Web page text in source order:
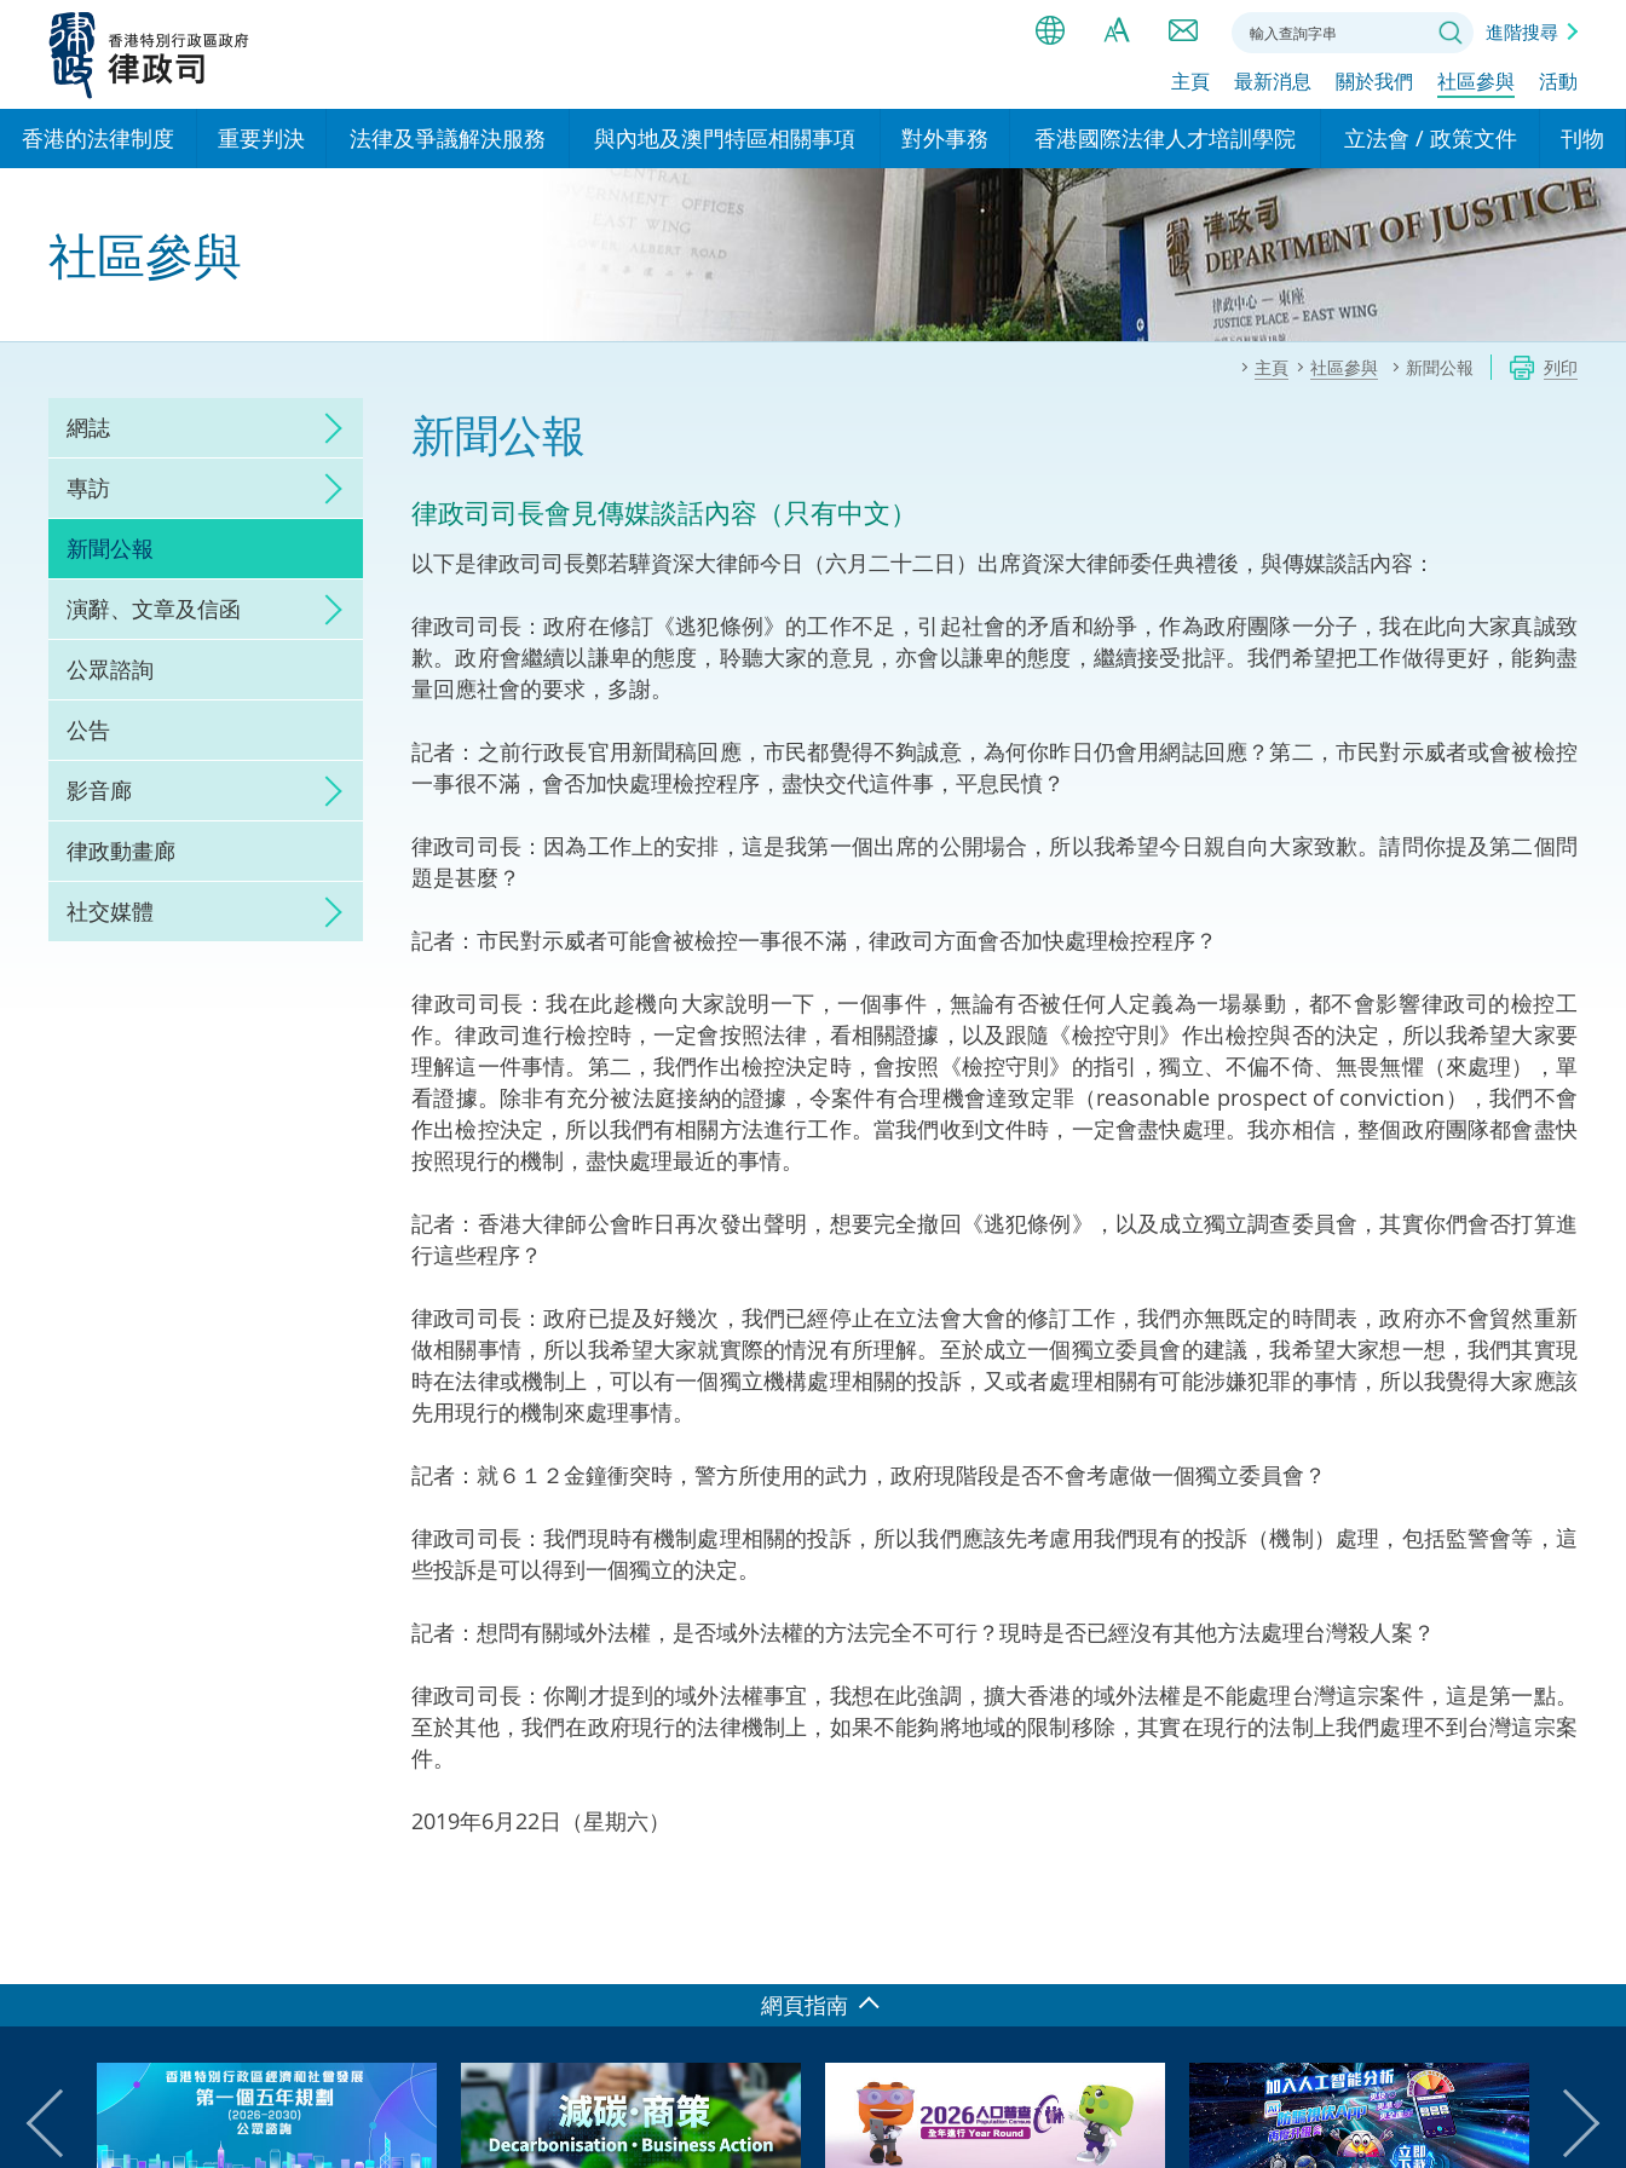
內
简
EN
Bahasa Indonesia (印尼語)
हिन्दी (印度語)
नेपाली (尼泊爾語)
Tiếng Việt (越南語)
A
A
進階搜尋
主頁 最新消息 關於我們 社區參與 活動
香港的法律制度 重要判決 法律及爭議解決服務
訴訟
網上爭議解決及法律科技
體育爭議解決先導計劃
能力建設
法律樞紐
促成交易和爭議解決服務中心
與內地及澳門特區相關事項
與內地的安排
香港與內地相互認可和執行民
商事案件判決的安排
關於建立更緊密經貿關係的安
與澳門特區的安排
“一帶一路”建設
粵港澳大灣區
對外事務
國際政府機構在香港設立辦事
處或運作
多邊協定
其他協定
香港國際法律人才培訓學院
我們的學院
我們的專家委員會
我們的辦公室
我們的培訓課程和能力建設項
立法會 / 政策文件
現行政策措施
政策文件
特別財務委員會
刊物
基本
民事
維護
相互
一般
社區參與
主頁 社區參與 新聞公報 列印
網誌
專訪
新聞公報
演辭、文章及信函
公眾諮詢
公告
影音廊
律政動畫廊
社交媒體
新聞公報
律政司司長會見傳媒談話內容（只有中文）
以下是律政司司長鄭若驊資深大律師今日（六月二十二日）出席資深大律師委任典禮後，與傳媒談話內容：
律政司司長：政府在修訂《逃犯條例》的工作不足，引起社會的矛盾和紛爭，作為政府團隊一分子，我在此向大家真誠致
歉。政府會繼續以謙卑的態度，聆聽大家的意見，亦會以謙卑的態度，繼續接受批評。我們希望把工作做得更好，能夠盡
量回應社會的要求，多謝。
記者：之前行政長官用新聞稿回應，市民都覺得不夠誠意，為何你昨日仍會用網誌回應？第二，市民對示威者或會被檢控
一事很不滿，會否加快處理檢控程序，盡快交代這件事，平息民憤？
律政司司長：因為工作上的安排，這是我第一個出席的公開場合，所以我希望今日親自向大家致歉。請問你提及第二個問
題是甚麼？
記者：市民對示威者可能會被檢控一事很不滿，律政司方面會否加快處理檢控程序？
律政司司長：我在此趁機向大家說明一下，一個事件，無論有否被任何人定義為一場暴動，都不會影響律政司的檢控工
作。律政司進行檢控時，一定會按照法律，看相關證據，以及跟隨《檢控守則》作出檢控與否的決定，所以我希望大家要
理解這一件事情。第二，我們作出檢控決定時，會按照《檢控守則》的指引，獨立、不偏不倚、無畏無懼（來處理），單
看證據。除非有充分被法庭接納的證據，令案件有合理機會達致定罪（reasonable prospect of conviction），我們不會
作出檢控決定，所以我們有相關方法進行工作。當我們收到文件時，一定會盡快處理。我亦相信，整個政府團隊都會盡快
按照現行的機制，盡快處理最近的事情。
記者：香港大律師公會昨日再次發出聲明，想要完全撤回《逃犯條例》，以及成立獨立調查委員會，其實你們會否打算進
行這些程序？
律政司司長：政府已提及好幾次，我們已經停止在立法會大會的修訂工作，我們亦無既定的時間表，政府亦不會貿然重新
做相關事情，所以我希望大家就實際的情況有所理解。至於成立一個獨立委員會的建議，我希望大家想一想，我們其實現
時在法律或機制上，可以有一個獨立機構處理相關的投訴，又或者處理相關有可能涉嫌犯罪的事情，所以我覺得大家應該
先用現行的機制來處理事情。
記者：就６１２金鐘衝突時，警方所使用的武力，政府現階段是否不會考慮做一個獨立委員會？
律政司司長：我們現時有機制處理相關的投訴，所以我們應該先考慮用我們現有的投訴（機制）處理，包括監警會等，這
些投訴是可以得到一個獨立的決定。
記者：想問有關域外法權，是否域外法權的方法完全不可行？現時是否已經沒有其他方法處理台灣殺人案？
律政司司長：你剛才提到的域外法權事宜，我想在此強調，擴大香港的域外法權是不能處理台灣這宗案件，這是第一點。
至於其他，我們在政府現行的法律機制上，如果不能夠將地域的限制移除，其實在現行的法制上我們處理不到台灣這宗案
件。
2019年6月22日（星期六）
網頁指南